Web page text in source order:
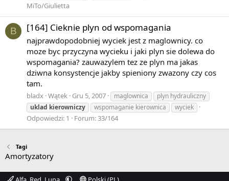
MiTo/Giulietta
B [164] Cieknie plyn od wspomagania
najprawdopodobniej wyciek jest z maglownicy. co
moze byc przyczyna wycieku i jaki plyn sie dolewa do
wspomagania? zauwazylem tez ze plyn ma jakas
dziwna konsystencje jakby spieniony zwazony czy cos
tam.
bladx Wątek Gru 5, 2007 maglownica
plyn hydrauliczny
uklad kierowniczy wspomaganie kierownica wyciek
Odpowiedzi: 1 Forum: 33/164
Tagi
Amortyzatory